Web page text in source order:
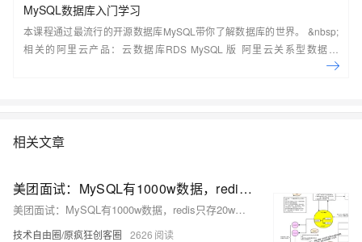
MySQL数据库入门学习
本课程通过最流行的开源数据库MySQL带你了解数据库的世界。 &nbsp;
相关的阿里云产品：云数据库RDS MySQL 版 阿里云关系型数据库
RDS（Relational Database Service）是一种稳定可靠、可弹性伸缩的在
相关文章
美团面试：MySQL有1000w数据，redis只存20w的数据，如何做 缓存 设计？
美团面试：MySQL有1000w数据，redis只存20w的数据，如何做 缓存 设计？
技术自由圈/原疯狂创客圈 2626